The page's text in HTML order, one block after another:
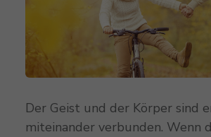
Der Geist und der Körper sind
miteinander verbunden. Wenn